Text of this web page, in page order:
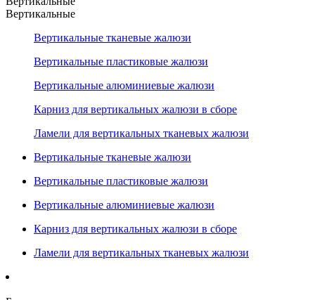
Вертикальные
Вертикальные тканевые жалюзи
Вертикальные пластиковые жалюзи
Вертикальные алюминиевые жалюзи
Карниз для вертикальных жалюзи в сборе
Ламели для вертикальных тканевых жалюзи
Вертикальные тканевые жалюзи
Вертикальные пластиковые жалюзи
Вертикальные алюминиевые жалюзи
Карниз для вертикальных жалюзи в сборе
Ламели для вертикальных тканевых жалюзи